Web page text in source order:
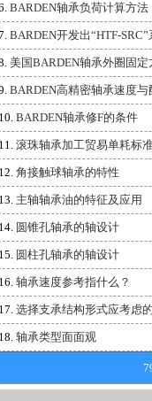
BARDEN轴承负荷计算方法
BARDEN开发出“HTF-SRC”
美国BARDEN轴承外圈固定
BARDEN高精密轴承速度与
BARDEN轴承修F的条件
滚珠轴承加工贸易单耗标
角接触球轴承的特性
主轴轴承油的特征及应用
圆锥孔轴承的轴设计
圆柱孔轴承的轴设计
轴承速度参考指什么？
选择支承结构形式应考虑
轴承类型面面观